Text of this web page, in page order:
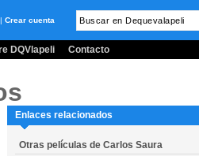
| Crear cuenta
DQVlapeli Contacto
Enlaces relacionados
Otras películas de Carlos Saura